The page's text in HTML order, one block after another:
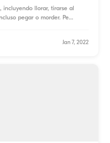
incluyendo llorar, tirarse al
pegar o morder. Pe...
Jan 7, 2022